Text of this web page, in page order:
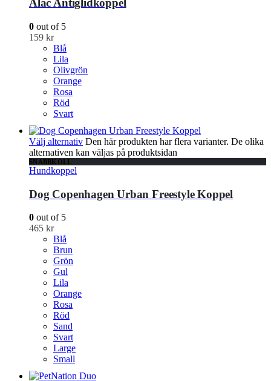
Alac Antiglidkoppel
0 out of 5
159 kr
Blå
Lila
Olivgrön
Orange
Rosa
Röd
Svart
Välj alternativ Den här produkten har flera varianter. De olika
alternativen kan väljas på produktsidan
SNABBKOLL
Hundkoppel
Dog Copenhagen Urban Freestyle Koppel
0 out of 5
465 kr
Blå
Brun
Grön
Gul
Lila
Orange
Rosa
Röd
Sand
Svart
Large
Small